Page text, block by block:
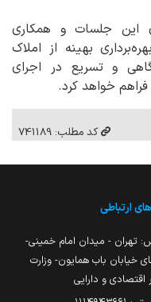
این جلسات و همکاری
بهینه از املاک
و تسریع در اجرای
خواهد کرد.
کد مطلب: 741189
ارتباطی
تهران - میدان امام خمینی-
خیابان باب همایون- وزارت
اقتصادی و دارایی